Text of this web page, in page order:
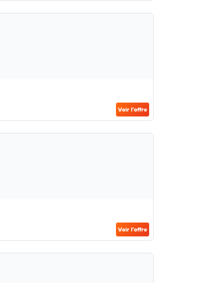
Voir l’offre
Voir l’offre